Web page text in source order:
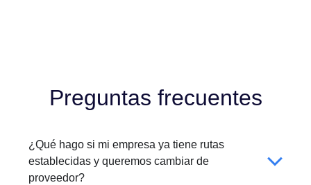
Preguntas frecuentes
¿Qué hago si mi empresa ya tiene rutas
establecidas y queremos cambiar de
proveedor?